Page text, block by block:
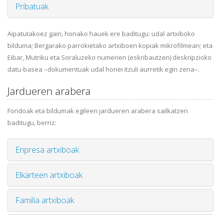
Pribatuak
Aipatutakoez gain, honako hauek ere baditugu: udal artxiboko
bilduma; Bergarako parrokietako artxiboen kopiak mikrofilmean; eta
Eibar, Mutriku eta Soraluzeko numerien (eskribautzen) deskripzioko
datu-basea –dokumentuak udal horiei itzuli aurretik egin zena–.
Jardueren arabera
Fondoak eta bildumak egileen jardueren arabera sailkatzen
baditugu, berriz:
Enpresa artxiboak
Elkarteen artxiboak
Familia artxiboak